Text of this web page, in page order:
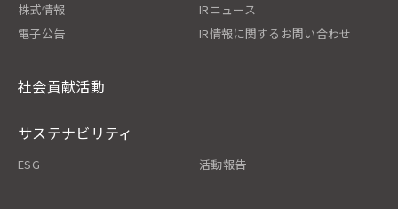
株式情報
IRニュース
電子公告
IR情報に関するお問い合わせ
社会貢献活動
サステナビリティ
ESG 活動報告